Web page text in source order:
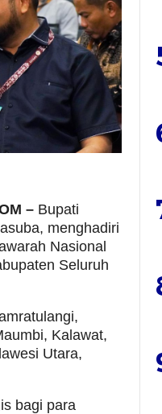
– Bupati
menghadiri
Nasional
Seluruh
Kalawat,
Utara,
bagi para